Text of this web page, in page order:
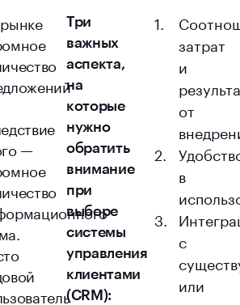
—
Три
важных
аспекта,
на
которые
нужно
обратить
внимание
при
выборе
системы
управления
клиентами
(CRM):
затрат
и
от
в
с
или